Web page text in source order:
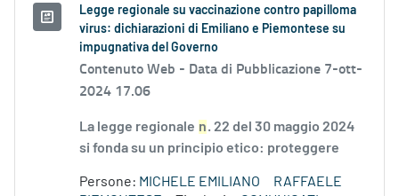
Legge regionale su vaccinazione contro papilloma
virus: dichiarazioni di Emiliano e Piemontese su
impugnativa del Governo
Contenuto Web - Data di Pubblicazione 7-ott-
2024 17.06
La legge regionale n. 22 del 30 maggio 2024
si fonda su un principio etico: proteggere
Persone: MICHELE EMILIANO
RAFFAELE